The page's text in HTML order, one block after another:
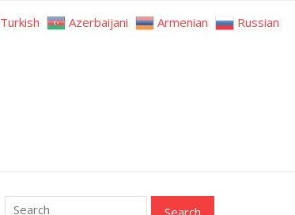
Turkish Azerbaijani Armenian Russian